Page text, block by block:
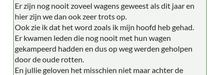
Er zijn nog nooit zoveel wagens geweest als dit jaar en
hier zijn we dan ook zeer trots op.
Ook zie ik dat het word zoals ik mijn hoofd heb gehad.
Er kwamen leden die nog nooit met hun wagen
gekampeerd hadden en dus op weg werden geholpen
door de oude rotten.
En jullie geloven het misschien niet maar achter de